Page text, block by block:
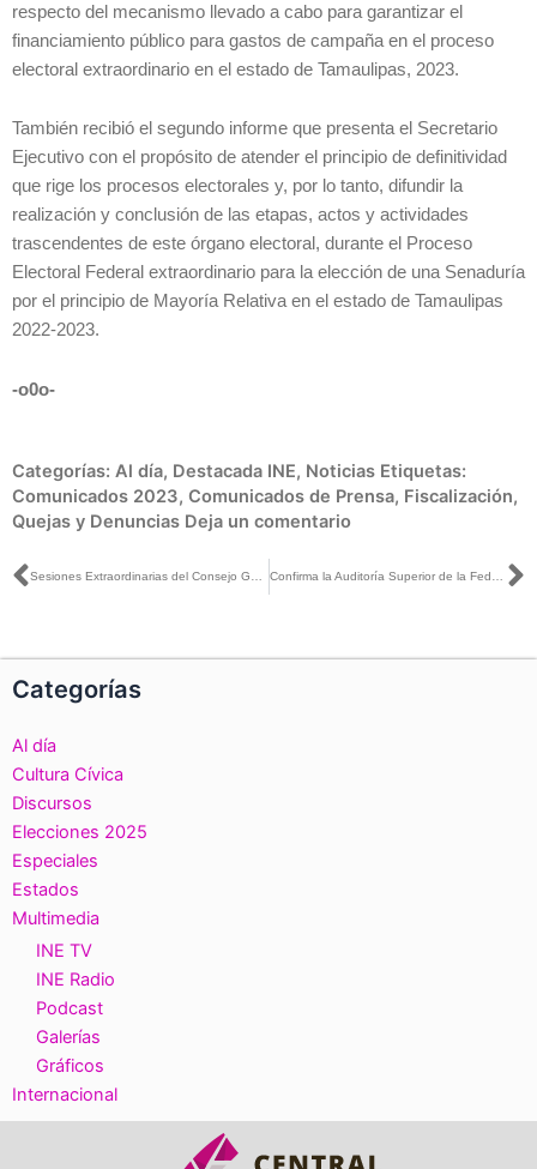
respecto del mecanismo llevado a cabo para garantizar el
financiamiento público para gastos de campaña en el proceso
electoral extraordinario en el estado de Tamaulipas, 2023.
También recibió el segundo informe que presenta el Secretario
Ejecutivo con el propósito de atender el principio de definitividad
que rige los procesos electorales y, por lo tanto, difundir la
realización y conclusión de las etapas, actos y actividades
trascendentes de este órgano electoral, durante el Proceso
Electoral Federal extraordinario para la elección de una Senaduría
por el principio de Mayoría Relativa en el estado de Tamaulipas
2022-2023.
-o0o-
Categorías: Al día, Destacada INE, Noticias Etiquetas:
Comunicados 2023, Comunicados de Prensa, Fiscalización,
Quejas y Denuncias Deja un comentario
Ant
Categorías
Al día
Cultura Cívica
Discursos
Elecciones 2025
Especiales
Estados
Multimedia
INE TV
INE Radio
Podcast
Galerías
Gráficos
Internacional